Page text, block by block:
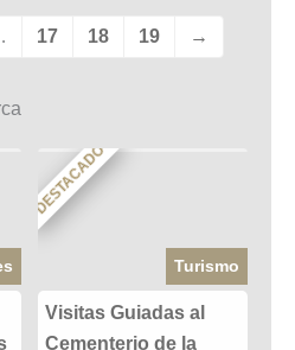
17 18 19 →
DESTACADO
Turismo
Visitas Guiadas al
Cementerio de la